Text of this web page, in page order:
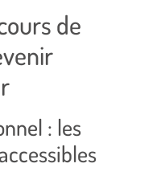
de
: les